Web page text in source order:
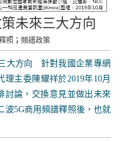
未來三大方向
照 ； 頻譜政策
大方向 針對我國企業專網
主委陳耀祥於2019年10月
討論，交換意見並做出未來
波5G商用頻譜釋照後，也就